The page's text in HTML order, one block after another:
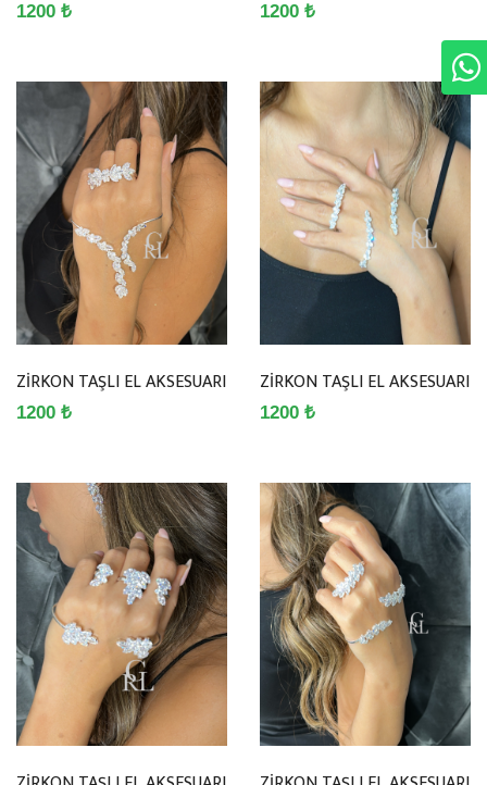
1200 ₺ 1200 ₺
ZİRKON TAŞLI EL AKSESUARI
1200 ₺
ZİRKON TAŞLI EL AKSESUARI
1200 ₺